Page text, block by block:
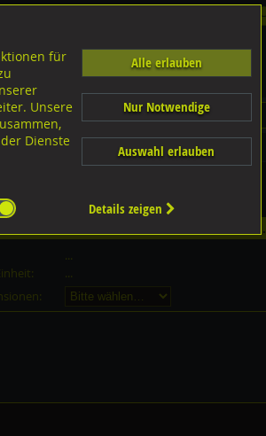
Grössen erhältlich - Bitte wählen Sie...
...
...
für
Unsere
Dienste
Alle erlauben
Nur Notwendige
Auswahl erlauben
Details zeigen